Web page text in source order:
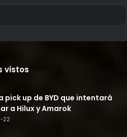
vistos
pick up de BYD que intentará
a Hilux y Amarok
22